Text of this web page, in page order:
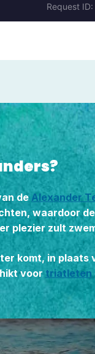
de Alexander
waardoor
plezier zult
komt, in plaats
voor triatleten